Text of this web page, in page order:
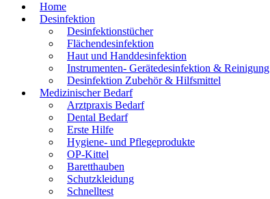
Home
Desinfektion
Desinfektionstücher
Flächendesinfektion
Haut und Handdesinfektion
Instrumenten- Gerätedesinfektion & Reinigung
Desinfektion Zubehör & Hilfsmittel
Medizinischer Bedarf
Arztpraxis Bedarf
Dental Bedarf
Erste Hilfe
Hygiene- und Pflegeprodukte
OP-Kittel
Baretthauben
Schutzkleidung
Schnelltest